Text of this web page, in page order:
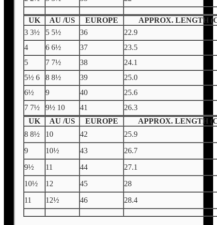
UK AU /US EUROPE
APPROX. LENGTH
3 3½
5 5½ 36
22.9
4
6 6½ 37
23.5
5
7 7½ 38
24.1
5½ 6
8 8½ 39
25.0
6½
9 40
25.6
7 7½
9½ 10 41
26.3
UK
AU /US EUROPE
APPROX. LENGTH
8 8½
10 42
25.9
9
10½ 43
26.7
9½
11 44
27.1
10½
12 45
28
11
12½ 46 28.4